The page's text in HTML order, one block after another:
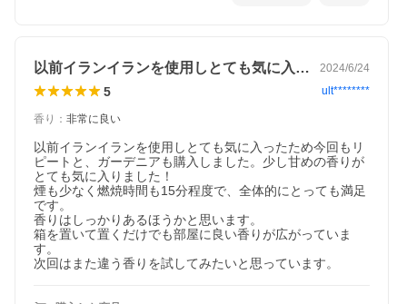
白檀（サンダルウッド）
あらゆる和のお香製品に使われている万能の香木で神秘的な深み
のある香り。緊張を取り除き、自らの内面と向き合いたいときに
おすすめです。
椿（カメリア）
本来はとても儚く弱い香りですが濃縮して配合しました。可憐で
上品な香り。椿は日本で古くからヘアオイルとして親しまれてき
ました。
以前イランイランを使用しとても気に入っ… 2024/6/24
5 ult********
香り ： 非常に良い
以前イランイランを使用しとても気に入ったため今回もリ
ピートと、ガーデニアも購入しました。少し甘めの香りが
とても気に入りました！
煙も少なく燃焼時間も15分程度で、全体的にとっても満足
です。
香りはしっかりあるほうかと思います。
箱を置いて置くだけでも部屋に良い香りが広がっていま
す。
次回はまた違う香りを試してみたいと思っています。